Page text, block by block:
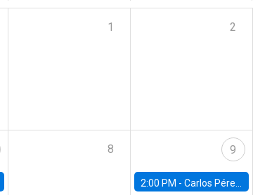
1 2
8 9
2:00 PM - Carlos Pérez, Universidad Finis Terrae